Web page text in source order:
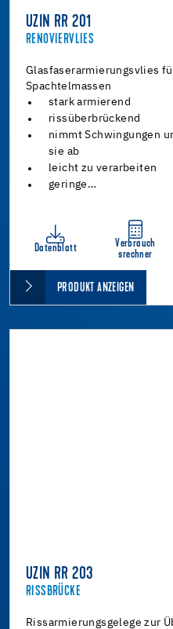
UZIN RR 201
RENOVIERVLIES
Glasfaserarmierungsvlies
Spachtelmassen
stark armierend
rissüberbrückend
nimmt Schwingungen
sie ab
leicht zu verarbeiten
geringe…
Datenblatt
Verbrauch
srechner
PRODUKT ANZEIGEN
UZIN RR 203
RISSBRÜCKE
Rissarmierungsgelege zur